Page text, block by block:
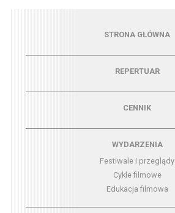
Menu - strona główna
STRONA GŁÓWNA
Menu - repertuarREPERTUAR
CENNIK
Menu - wydarzeniaWYDARZENIA
Festiwale i przeglądy
Cykle filmowe
Edukacja filmowa